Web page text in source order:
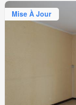
Mise À Jour